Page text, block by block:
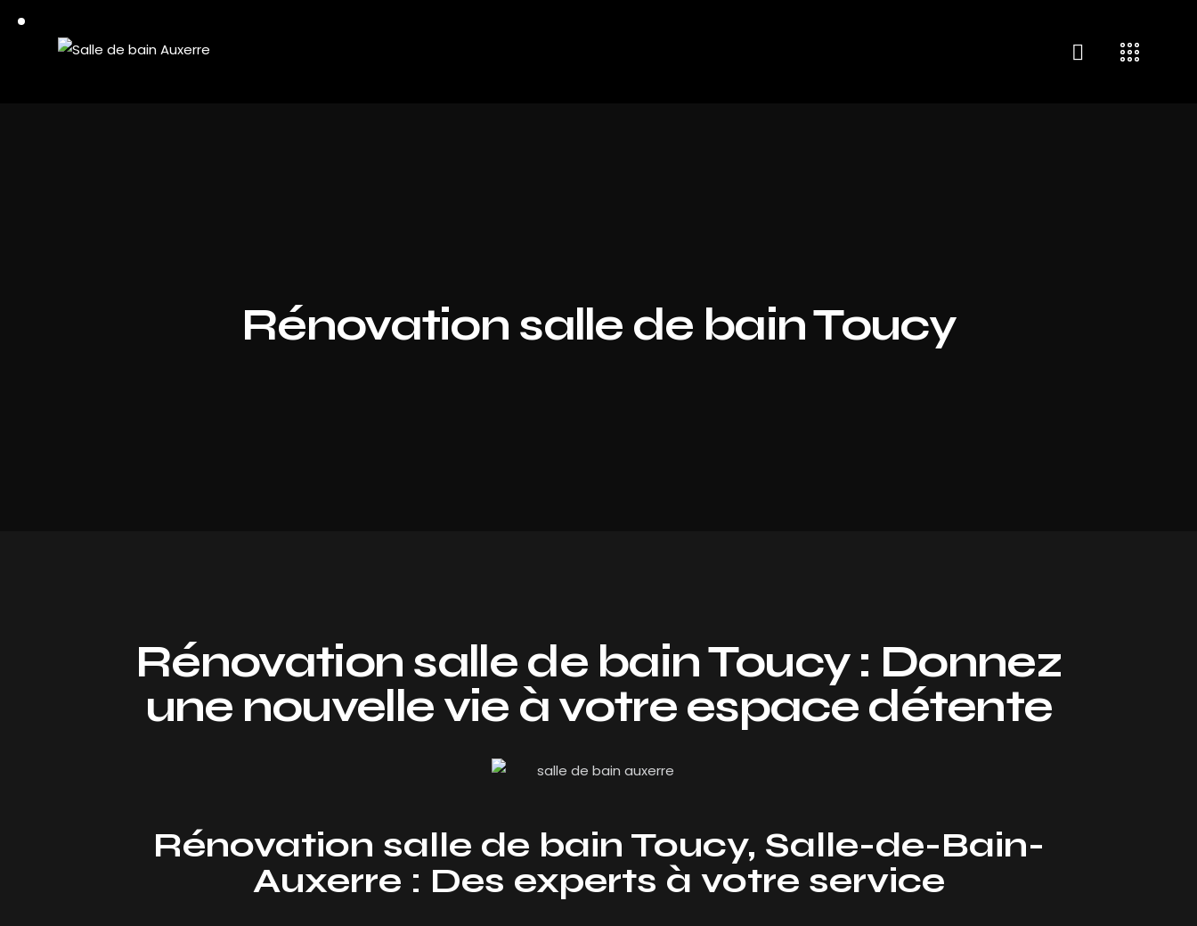
Rénovation salle de bain Toucy
Rénovation salle de bain Toucy : Donnez
une nouvelle vie à votre espace détente
Rénovation salle de bain Toucy, Salle-de-Bain-
Auxerre : Des experts à votre service